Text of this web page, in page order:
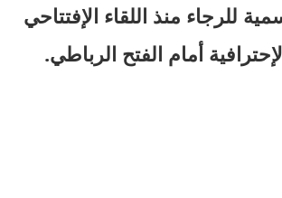
للرجاء منذ اللقاء الإفتتاحي
أمام الفتح الرباطي.